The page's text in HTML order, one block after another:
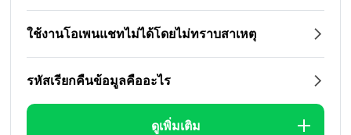
ใช้งานโอเพนแชทไม่ได้โดยไม่ทราบสาเหตุ
รหัสเรียกคืนข้อมูลคืออะไร
ดูเพิ่มเติม